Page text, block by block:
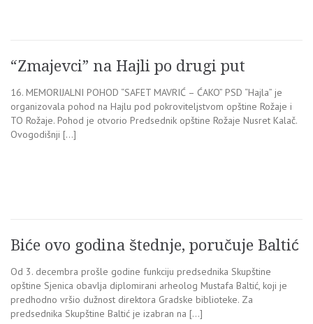
“Zmajevci” na Hajli po drugi put
16. MEMORIJALNI POHOD “SAFET MAVRIĆ – ĆAKO” PSD “Hajla” je
organizovala pohod na Hajlu pod pokroviteljstvom opštine Rožaje i
TO Rožaje. Pohod je otvorio Predsednik opštine Rožaje Nusret Kalač.
Ovogodišnji […]
Biće ovo godina štednje, poručuje Baltić
Od 3. decembra prošle godine funkciju predsednika Skupštine
opštine Sjenica obavlja diplomirani arheolog Mustafa Baltić, koji je
predhodno vršio dužnost direktora Gradske biblioteke. Za
predsednika Skupštine Baltić je izabran na […]